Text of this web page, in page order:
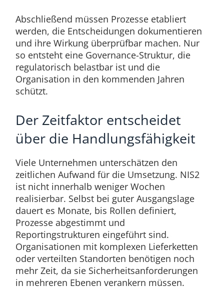
Abschließend müssen Prozesse etabliert
werden, die Entscheidungen dokumentieren
und ihre Wirkung überprüfbar machen. Nur
so entsteht eine Governance-Struktur, die
regulatorisch belastbar ist und die
Organisation in den kommenden Jahren
schützt.
Der Zeitfaktor entscheidet
über die Handlungsfähigkeit
Viele Unternehmen unterschätzen den
zeitlichen Aufwand für die Umsetzung. NIS2
ist nicht innerhalb weniger Wochen
realisierbar. Selbst bei guter Ausgangslage
dauert es Monate, bis Rollen definiert,
Prozesse abgestimmt und
Reportingstrukturen eingeführt sind.
Organisationen mit komplexen Lieferketten
oder verteilten Standorten benötigen noch
mehr Zeit, da sie Sicherheitsanforderungen
in mehreren Ebenen verankern müssen.